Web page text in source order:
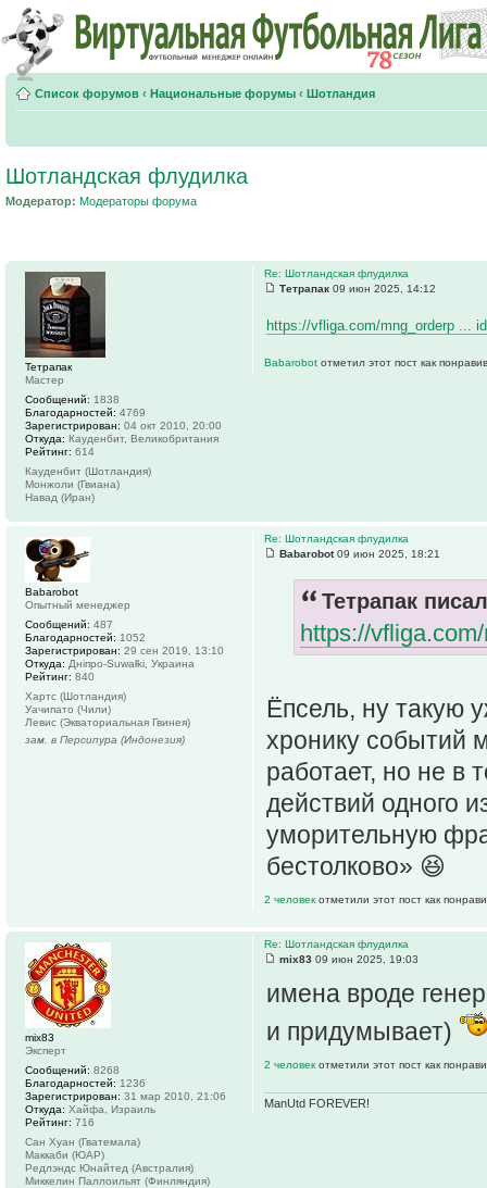
Список форумов ‹ Национальные форумы ‹ Шотландия
Шотландская флудилка
Модератор: Модераторы форума
Re: Шотландская флудилка
Тетрапак 09 июн 2025, 14:12
https://vfliga.com/mng_orderp ...
Babarobot отметил этот пост как
Тетрапак
Мастер
Сообщений: 1838
Благодарностей: 4769
Зарегистрирован: 04 окт 2010, 20:00
Откуда: Кауденбит, Великобритания
Рейтинг: 614
Кауденбит (Шотландия)
Монжоли (Гвиана)
Навад (Иран)
Re: Шотландская флудилка
Babarobot09 июн 2025, 18:21
Тетрапак
https://
Ёпсель, ну такую
хронику событий
работает, но не в
действий одного
уморительную
бестолково» 😆
2 человек отметили этот пост как
Babarobot
Опытный менеджер
Сообщений: 487
Благодарностей: 1052
Зарегистрирован: 29 сен 2019, 13:10
Откуда: Дніпро-Suwałki, Украина
Рейтинг: 840
Хартс (Шотландия)
Уачипато (Чили)
Левис (Экваториальная Гвинея)
зам. в Персипура (Индонезия)
Re: Шотландская флудилка
mix83 09 июн 2025, 19:03
имена вроде
и придумывает)
2 человек отметили этот пост как
ManUtd FOREVER!
mix83
Эксперт
Сообщений: 8268
Благодарностей: 1236
Зарегистрирован: 31 мар 2010, 21:06
Откуда: Хайфа, Израиль
Рейтинг: 716
Сан Хуан (Гватемала)
Маккаби (ЮАР)
Редлэндс Юнайтед (Австралия)
Миккелин Паллоильят (Финляндия)